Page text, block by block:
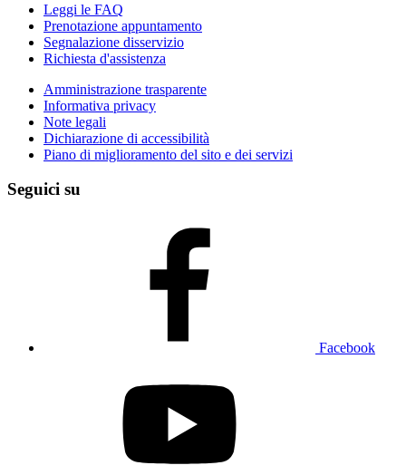
Leggi le FAQ
Prenotazione appuntamento
Segnalazione disservizio
Richiesta d'assistenza
Amministrazione trasparente
Informativa privacy
Note legali
Dichiarazione di accessibilità
Piano di miglioramento del sito e dei servizi
Seguici su
Facebook